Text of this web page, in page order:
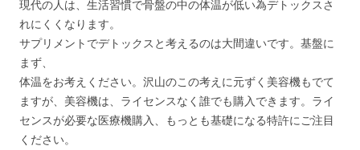
現代の人は、生活習慣で骨盤の中の体温が低い為デトックスさ
れにくくなります。
サプリメントでデトックスと考えるのは大間違いです。基盤に
まず、
体温をお考えください。沢山のこの考えに元ずく美容機もでて
ますが、美容機は、ライセンスなく誰でも購入できます。ライ
センスが必要な医療機購入、もっとも基礎になる特許にご注目
ください。